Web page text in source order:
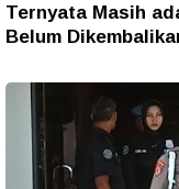
Ternyata Masih
Belum